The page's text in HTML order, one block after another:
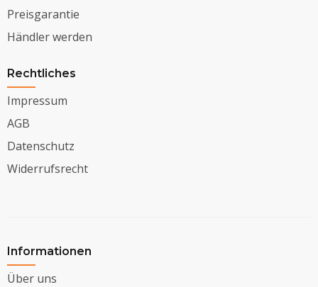
Preisgarantie
Händler werden
Rechtliches
Impressum
AGB
Datenschutz
Widerrufsrecht
Informationen
Über uns